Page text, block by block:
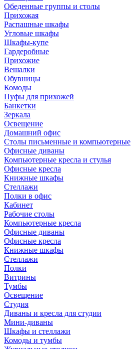
Обеденные группы и столы
Прихожая
Распашные шкафы
Угловые шкафы
Шкафы-купе
Гардеробные
Прихожие
Вешалки
Обувницы
Комоды
Пуфы для прихожей
Банкетки
Зеркала
Освещение
Домашний офис
Столы письменные и компьютерные
Офисные диваны
Компьютерные кресла и стулья
Офисные кресла
Книжные шкафы
Стеллажи
Полки в офис
Кабинет
Рабочие столы
Компьютерные кресла
Офисные диваны
Офисные кресла
Книжные шкафы
Стеллажи
Полки
Витрины
Тумбы
Освещение
Студия
Диваны и кресла для студии
Мини-диваны
Шкафы и стеллажи
Комоды и тумбы